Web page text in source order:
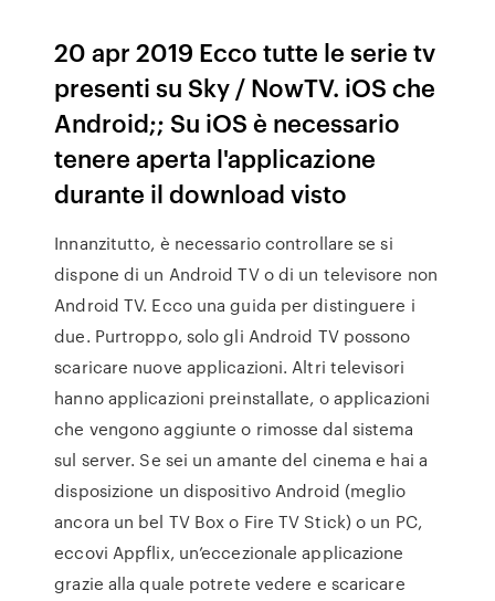
20 apr 2019 Ecco tutte le serie tv
presenti su Sky / NowTV. iOS che
Android;; Su iOS è necessario
tenere aperta l'applicazione
durante il download visto
Innanzitutto, è necessario controllare se si
dispone di un Android TV o di un televisore non
Android TV. Ecco una guida per distinguere i
due. Purtroppo, solo gli Android TV possono
scaricare nuove applicazioni. Altri televisori
hanno applicazioni preinstallate, o applicazioni
che vengono aggiunte o rimosse dal sistema
sul server. Se sei un amante del cinema e hai a
disposizione un dispositivo Android (meglio
ancora un bel TV Box o Fire TV Stick) o un PC,
eccovi Appflix, un’eccezionale applicazione
grazie alla quale potrete vedere e scaricare